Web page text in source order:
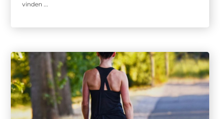
vinden ...